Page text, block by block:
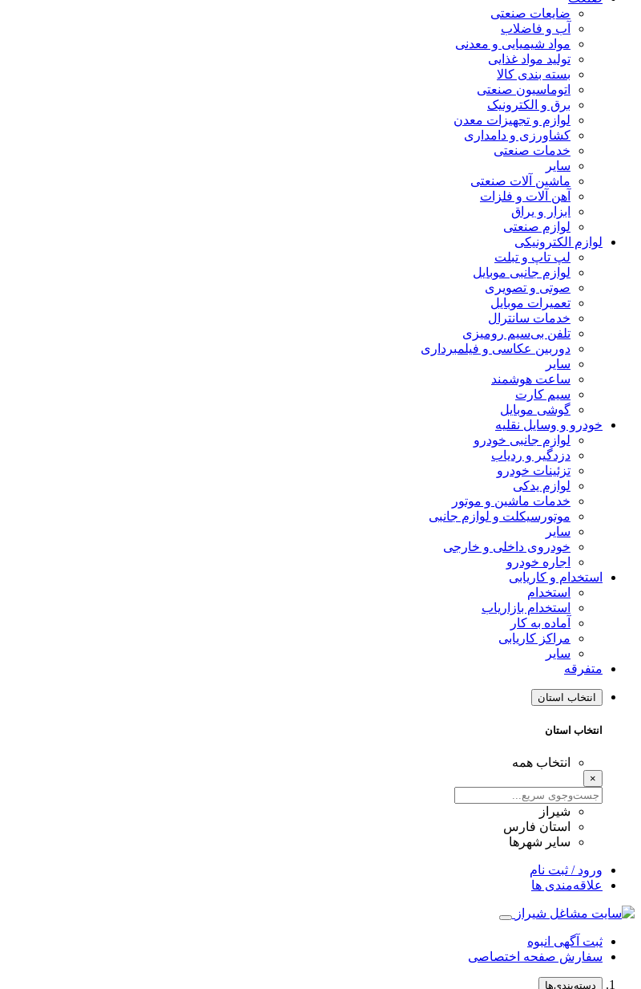
ضایعات صنعتی
آب و فاضلاب
مواد شیمیایی و معدنی
تولید مواد غذایی
بسته بندی کالا
اتوماسیون صنعتی
برق و الکترونیک
لوازم و تجهیزات معدن
کشاورزی و دامداری
خدمات صنعتی
سایر
ماشین آلات صنعتی
آهن آلات و فلزات
ابزار و یراق
لوازم صنعتی
لوازم الکترونیکی
لپ تاپ و تبلت
لوازم جانبی موبایل
صوتی و تصویری
تعمیرات موبایل
خدمات سانترال
تلفن بی‌سیم رومیزی
دوربین عکاسی و فیلمبرداری
سایر
ساعت هوشمند
سیم کارت
گوشی موبایل
خودرو و وسایل نقلیه
لوازم جانبی خودرو
دزدگیر و ردیاب
تزئینات خودرو
لوازم یدکی
خدمات ماشین و موتور
موتورسیکلت و لوازم جانبی
سایر
خودروی داخلی و خارجی
اجاره خودرو
استخدام و کاریابی
استخدام
استخدام بازاریاب
آماده به کار
مراکز کاریابی
سایر
متفرقه
انتخاب استان
انتخاب استان
انتخاب همه
×
شیراز
استان فارس
سایر شهرها
ورود / ثبت نام
علاقه‌مندی ها
ثبت آگهی انبوه
سفارش صفحه اختصاصی
دسته‌بندی‌ها